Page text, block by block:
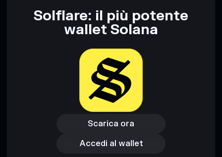
Solflare: il più potente
wallet Solana
Scarica ora
Scarica ora
Accedi al wallet
Accedi al wallet